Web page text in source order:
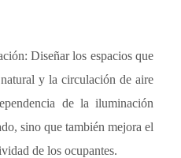
Diseñar los espacios que
y la circulación de aire
de la iluminación
sino que también mejora el
de los ocupantes.